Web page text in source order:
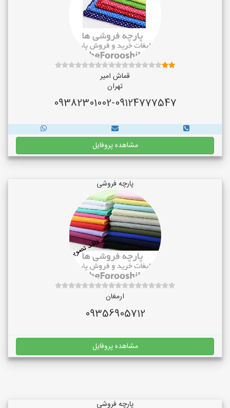
قماش امیر
تهران
09382301002-09124777547
مشاهده پروفایل
پارچه فروشی
ارمغان
09356905712
مشاهده پروفایل
پارچه فروشی